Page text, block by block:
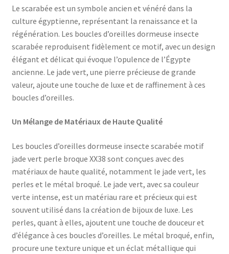
Le scarabée est un symbole ancien et vénéré dans la
culture égyptienne, représentant la renaissance et la
régénération. Les boucles d’oreilles dormeuse insecte
scarabée reproduisent fidèlement ce motif, avec un design
élégant et délicat qui évoque l’opulence de l’Égypte
ancienne. Le jade vert, une pierre précieuse de grande
valeur, ajoute une touche de luxe et de raffinement à ces
boucles d’oreilles.
Un Mélange de Matériaux de Haute Qualité
Les boucles d’oreilles dormeuse insecte scarabée motif
jade vert perle broque XX38 sont conçues avec des
matériaux de haute qualité, notamment le jade vert, les
perles et le métal broqué. Le jade vert, avec sa couleur
verte intense, est un matériau rare et précieux qui est
souvent utilisé dans la création de bijoux de luxe. Les
perles, quant à elles, ajoutent une touche de douceur et
d’élégance à ces boucles d’oreilles. Le métal broqué, enfin,
procure une texture unique et un éclat métallique qui